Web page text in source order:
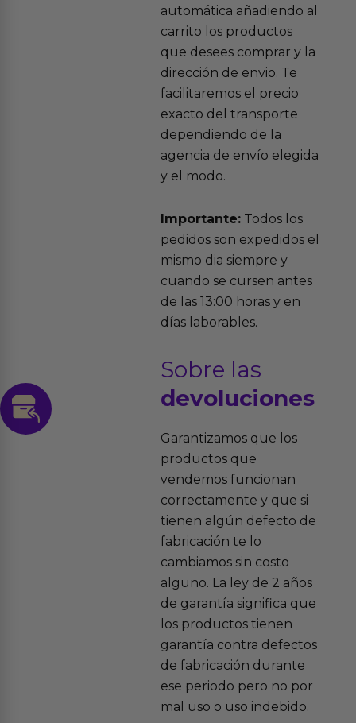
automática añadiendo al
carrito los productos
que desees comprar y la
dirección de envio. Te
facilitaremos el precio
exacto del transporte
dependiendo de la
agencia de envío elegida
y el modo.
Importante:Todos los
pedidos son expedidos el
mismo dia siempre y
cuando se cursen antes
de las 13:00 horas y en
días laborables.
Sobre las
devoluciones
Garantizamos que los
productos que
vendemos funcionan
correctamente y que si
tienen algún defecto de
fabricación te lo
cambiamos sin costo
alguno. La ley de 2 años
de garantía significa que
los productos tienen
garantía contra defectos
de fabricación durante
ese periodo pero no por
mal uso o uso indebido.